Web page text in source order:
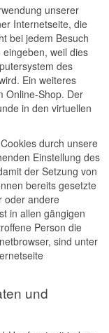
unserer
Internetseite, die
bei jedem Besuch
weil dies
des
Ein weiteres
Online-Shop. Der
in den virtuellen
durch unsere
Einstellung des
der Setzung von
bereits gesetzte
oder andere
in allen gängigen
Person die
sind unter
und